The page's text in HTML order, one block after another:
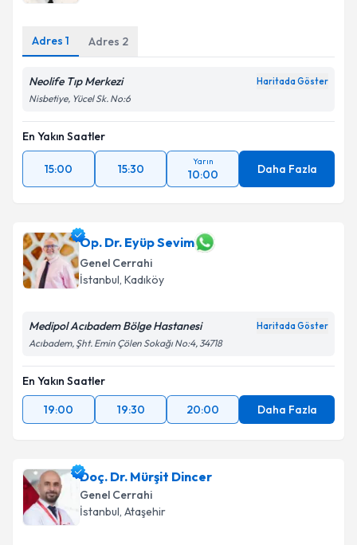
Adres 1 Adres 2
Neolife Tıp Merkezi Haritada Göster
Nisbetiye, Yücel Sk. No:6
En Yakın Saatler
15:00 15:30
Yarın
10:00 Daha Fazla
Op. Dr. Eyüp Sevim
Genel Cerrahi
İstanbul, Kadıköy
Medipol Acıbadem Bölge Hastanesi Haritada Göster
Acıbadem, Şht. Emin Çölen Sokağı No:4, 34718
En Yakın Saatler
19:00
19:30 20:00 Daha Fazla
Doç. Dr. Mürşit Dincer
Genel Cerrahi
İstanbul, Ataşehir